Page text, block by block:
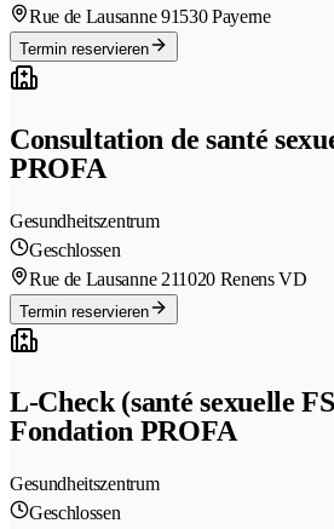
Rue de Lausanne 91530 Payerne
Termin reservieren
Consultation de santé
PROFA
Gesundheitszentrum
Geschlossen
Rue de Lausanne 211020 Renens VD
Termin reservieren
L-Check (santé sexuelle
Fondation PROFA
Gesundheitszentrum
Geschlossen